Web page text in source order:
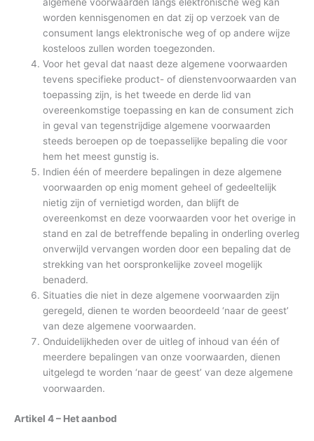
algemene voorwaarden langs elektronische weg kan
worden kennisgenomen en dat zij op verzoek van de
consument langs elektronische weg of op andere wijze
kosteloos zullen worden toegezonden.
Voor het geval dat naast deze algemene voorwaarden
tevens specifieke product- of dienstenvoorwaarden van
toepassing zijn, is het tweede en derde lid van
overeenkomstige toepassing en kan de consument zich
in geval van tegenstrijdige algemene voorwaarden
steeds beroepen op de toepasselijke bepaling die voor
hem het meest gunstig is.
Indien één of meerdere bepalingen in deze algemene
voorwaarden op enig moment geheel of gedeeltelijk
nietig zijn of vernietigd worden, dan blijft de
overeenkomst en deze voorwaarden voor het overige in
stand en zal de betreffende bepaling in onderling overleg
onverwijld vervangen worden door een bepaling dat de
strekking van het oorspronkelijke zoveel mogelijk
benaderd.
Situaties die niet in deze algemene voorwaarden zijn
geregeld, dienen te worden beoordeeld ‘naar de geest’
van deze algemene voorwaarden.
Onduidelijkheden over de uitleg of inhoud van één of
meerdere bepalingen van onze voorwaarden, dienen
uitgelegd te worden ‘naar de geest’ van deze algemene
voorwaarden.
Artikel 4 – Het aanbod